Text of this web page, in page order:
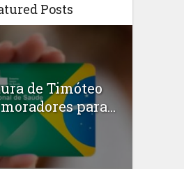
Posts
de Timóteo
para...